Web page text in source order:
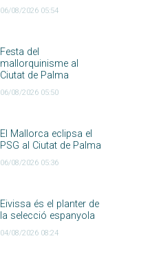
06/08/2026 05:54
Festa del
mallorquinisme al
Ciutat de Palma
06/08/2026 05:50
El Mallorca eclipsa el
PSG al Ciutat de Palma
06/08/2026 05:36
Eivissa és el planter de
la selecció espanyola
04/08/2026 08:24